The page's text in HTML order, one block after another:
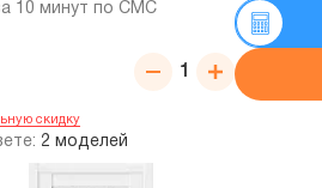
10 минут по СМС
скидку
2 моделей